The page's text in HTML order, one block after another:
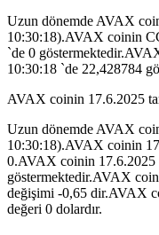
Uzun dönemde AVAX
10:30:18).AVAX coinin
`de 0
10:30:18 `de 22,428784
AVAX coinin 17.6.2025
Uzun dönemde AVAX
10:30:18).AVAX coinin
0.AVAX coinin
göstermektedir.AVAX
değişimi -0,65 dir.AVAX
değeri 0 dolardır.